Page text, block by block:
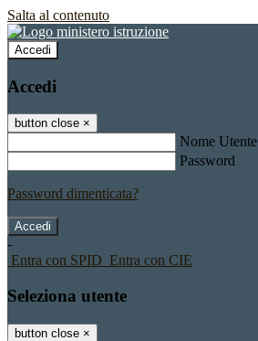
Salta al contenuto
Accedi
Accedi
button close ×
Nome Utente
Password
Password dimenticata?
-
Entra con SPID Entra con CIE
Seleziona utente
button close ×